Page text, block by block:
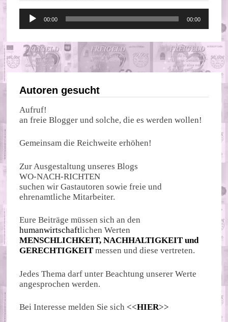
Audio-
Player
00:00 00:00
Autoren gesucht
Aufruf!
an freie Blogger und solche, die es werden wollen!
Gemeinsam die Reichweite erhöhen!
Zur Ausgestaltung unseres Blogs
WO-NACH-RICHTEN
suchen wir Gastautoren sowie freie und
ehrenamtliche Mitarbeiter.
Eure Beiträge müssen sich an den
humanwirtschaftlichen Werten
MENSCHLICHKEIT, NACHHALTIGKEIT und
GERECHTIGKEIT messen und diese vertreten.
Jedes Thema darf unter Beachtung unserer Werte
angesprochen werden.
Bei Interesse melden Sie sich <<HIER>>